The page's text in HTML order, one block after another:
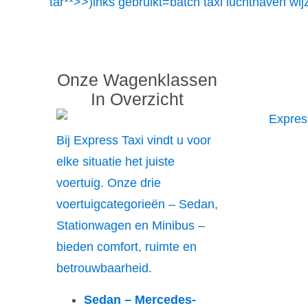
Onze Wagenklassen
In Overzicht
Bij Express Taxi vindt u voor
elke situatie het juiste
voertuig. Onze drie
voertuigcategorieën – Sedan,
Stationwagen en Minibus –
bieden comfort, ruimte en
betrouwbaarheid.
Sedan – Mercedes-